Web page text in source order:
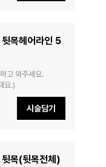
목헤어라인 5
고 와주세요.
요.)
시술담기
목(뒷목전체)